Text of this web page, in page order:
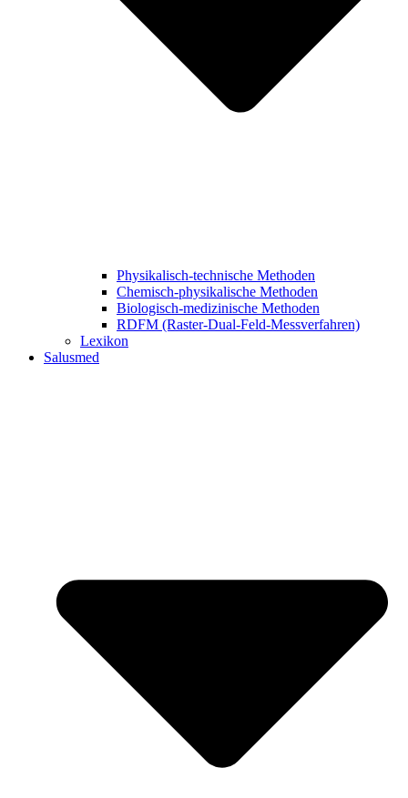
Physikalisch-technische Methoden
Chemisch-physikalische Methoden
Biologisch-medizinische Methoden
RDFM (Raster-Dual-Feld-Messverfahren)
Lexikon
Salusmed